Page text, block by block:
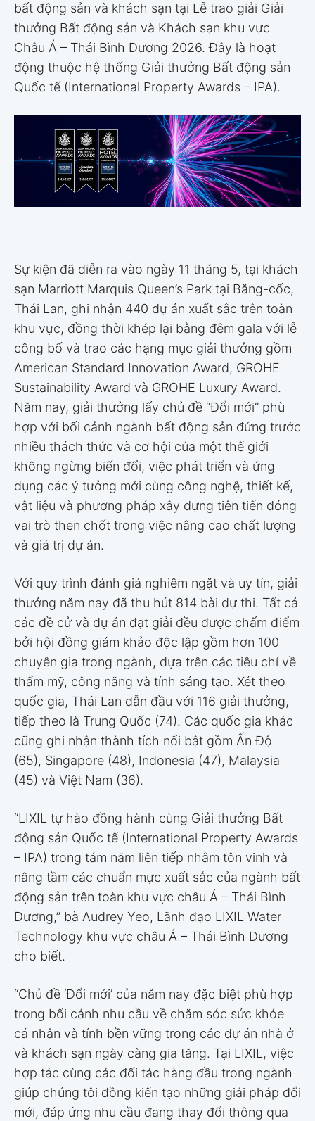
bất động sản và khách sạn tại Lễ trao giải Giải
thưởng Bất động sản và Khách sạn khu vực
Châu Á – Thái Bình Dương 2026. Đây là hoạt
động thuộc hệ thống Giải thưởng Bất động sản
Quốc tế (International Property Awards – IPA).
Sự kiện đã diễn ra vào ngày 11 tháng 5, tại khách
sạn Marriott Marquis Queen’s Park tại Băng-cốc,
Thái Lan, ghi nhận 440 dự án xuất sắc trên toàn
khu vực, đồng thời khép lại bằng đêm gala với lễ
công bố và trao các hạng mục giải thưởng gồm
American Standard Innovation Award, GROHE
Sustainability Award và GROHE Luxury Award.
Năm nay, giải thưởng lấy chủ đề “Đổi mới” phù
hợp với bối cảnh ngành bất động sản đứng trước
nhiều thách thức và cơ hội của một thế giới
không ngừng biến đổi, việc phát triển và ứng
dụng các ý tưởng mới cùng công nghệ, thiết kế,
vật liệu và phương pháp xây dựng tiên tiến đóng
vai trò then chốt trong việc nâng cao chất lượng
và giá trị dự án.
Với quy trình đánh giá nghiêm ngặt và uy tín, giải
thưởng năm nay đã thu hút 814 bài dự thi. Tất cả
các đề cử và dự án đạt giải đều được chấm điểm
bởi hội đồng giám khảo độc lập gồm hơn 100
chuyên gia trong ngành, dựa trên các tiêu chí về
thẩm mỹ, công năng và tính sáng tạo. Xét theo
quốc gia, Thái Lan dẫn đầu với 116 giải thưởng,
tiếp theo là Trung Quốc (74). Các quốc gia khác
cũng ghi nhận thành tích nổi bật gồm Ấn Độ
(65), Singapore (48), Indonesia (47), Malaysia
(45) và Việt Nam (36).
“LIXIL tự hào đồng hành cùng Giải thưởng Bất
động sản Quốc tế (International Property Awards
– IPA) trong tám năm liên tiếp nhằm tôn vinh và
nâng tầm các chuẩn mực xuất sắc của ngành bất
động sản trên toàn khu vực châu Á – Thái Bình
Dương,” bà Audrey Yeo, Lãnh đạo LIXIL Water
Technology khu vực châu Á – Thái Bình Dương
cho biết.
“Chủ đề ‘Đổi mới’ của năm nay đặc biệt phù hợp
trong bối cảnh nhu cầu về chăm sóc sức khỏe
cá nhân và tính bền vững trong các dự án nhà ở
và khách sạn ngày càng gia tăng. Tại LIXIL, việc
hợp tác cùng các đối tác hàng đầu trong ngành
giúp chúng tôi đồng kiến tạo những giải pháp đổi
mới, đáp ứng nhu cầu đang thay đổi thông qua